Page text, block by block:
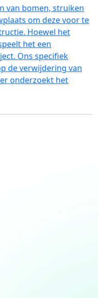
van bomen, struiken
om deze voor te
Hoewel het
het een
Ons specifiek
de verwijdering van
onderzoekt het